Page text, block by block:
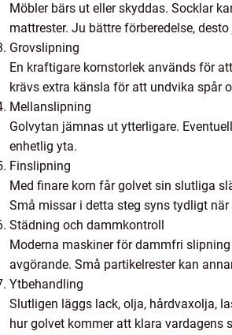
Möbler bärs ut eller skyddas. Socklar
mattrester. Ju bättre förberedelse,
Grovslipning
En kraftigare kornstorlek används för
krävs extra känsla för att undvika spår
Mellanslipning
Golvytan jämnas ut ytterligare.
enhetlig yta.
Finslipning
Med finare korn får golvet sin slutliga
Små missar i detta steg syns tydligt
Städning och dammkontroll
Moderna maskiner för dammfri
avgörande. Små partikelrester kan
Ytbehandling
Slutligen läggs lack, olja, hårdvaxolja,
hur golvet kommer att klara vardagens